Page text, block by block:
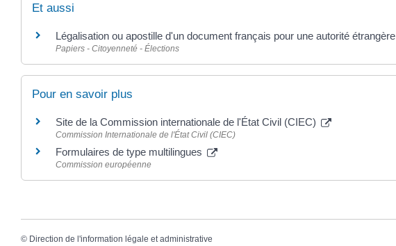
Et aussi
Légalisation ou apostille d'un document français pour une autorité étrangère
Papiers - Citoyenneté - Élections
Pour en savoir plus
Site de la Commission internationale de l'État Civil (CIEC)
Commission Internationale de l'État Civil (CIEC)
Formulaires de type multilingues
Commission européenne
© Direction de l'information légale et administrative